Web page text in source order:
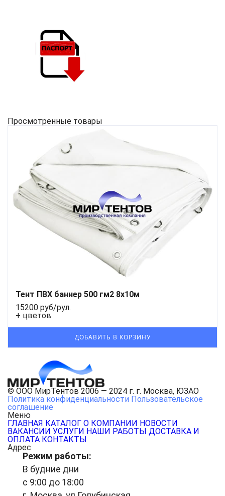
Просмотренные товары
Тент ПВХ баннер 500 гм2 8х10м
15200 руб/рул.
+ цветов
© ООО МирТентов 2006 — 2024 г. г. Москва, ЮЗАО
Политика конфиденциальности Пользовательское
соглашение
Меню
ГЛАВНАЯ КАТАЛОГ О КОМПАНИИ НОВОСТИ
ВАКАНСИИ УСЛУГИ НАШИ РАБОТЫ ДОСТАВКА И
ОПЛАТА КОНТАКТЫ
Адрес
Режим работы:
В будние дни
с 9:00 до 18:00